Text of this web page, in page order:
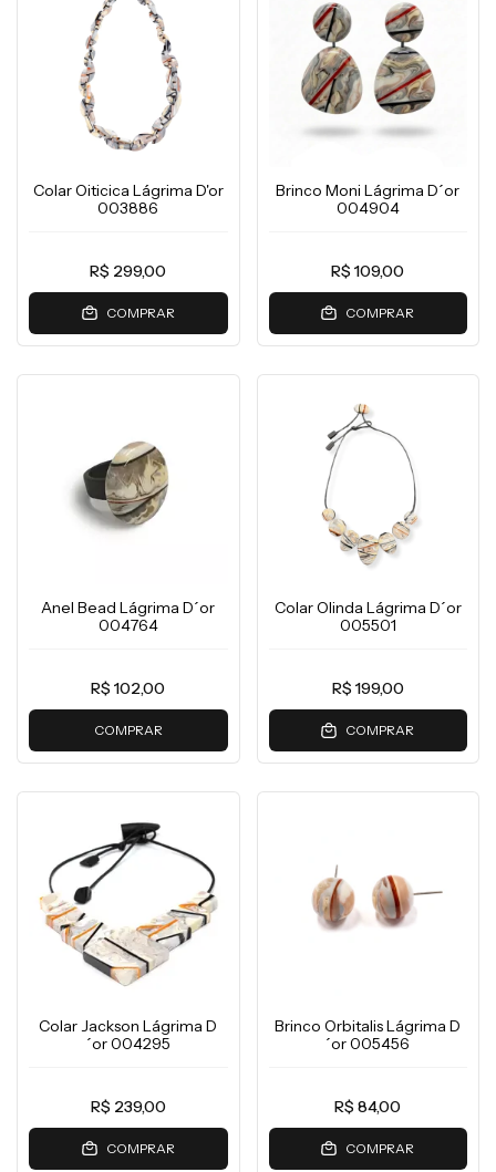
Colar Oiticica Lágrima D'or
003886
R$ 299,00
COMPRAR
Brinco Moni Lágrima D´or
004904
R$ 109,00
COMPRAR
Anel Bead Lágrima D´or
004764
R$ 102,00
COMPRAR
Colar Olinda Lágrima D´or
005501
R$ 199,00
COMPRAR
Colar Jackson Lágrima D
´or 004295
R$ 239,00
COMPRAR
Brinco Orbitalis Lágrima D
´or 005456
R$ 84,00
COMPRAR